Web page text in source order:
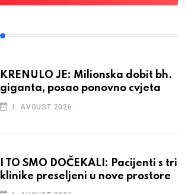
KRENULO JE: Milionska dobit bh.
giganta, posao ponovno cvjeta
1. AVGUST 2026.
I TO SMO DOČEKALI: Pacijenti s tri
klinike preseljeni u nove prostore